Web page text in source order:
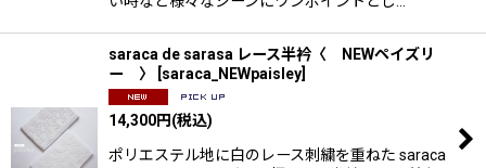
saraca de sarasa レース半衿〈 NEWペイズリ
ー 〉
saraca_NEWpaisley
14,300円(税込)
ポリエステル地に白のレース刺繍を重ねた saraca